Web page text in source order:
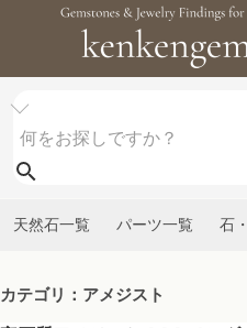
天然石一覧 パーツ一覧 石
カテゴリ：アメジスト